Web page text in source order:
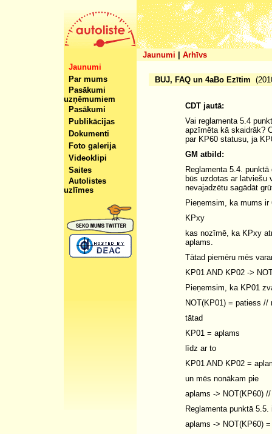
Jaunumi
Arhīvs
Jaunumi
Par mums
Pasākumi
uzņēmumiem
Pasākumi
Publikācijas
Dokumenti
Foto galerija
Videoklipi
Saites
Autolistes
uzlīmes
BUJ, FAQ un 4aBo Ezītim
CDT jautā:
Vai reglamenta 5.4
apzīmēta kā skaidrāk?
par KP60 statusu, ja
GM atbild:
Reglamenta 5.4.
būs uzdotas ar latviešu
nevajadzētu sagādāt
Pieņemsim, ka mums
KPxy
kas nozīmē, ka KPxy
aplams.
Tātad piemēru mēs
KP01 AND KP02 ->
Pieņemsim, ka KP01
NOT(KP01) = patiess //
tātad
KP01 = aplams
līdz ar to
KP01 AND KP02 =
un mēs nonākam pie
aplams -> NOT(KP60)
Reglamenta punktā
aplams -> NOT(KP60)